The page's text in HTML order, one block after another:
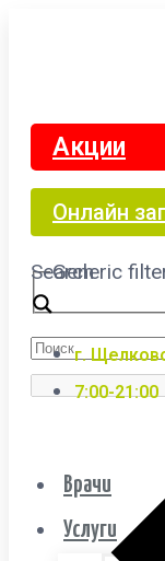
Акции
Онлайн
Search
Generic
г.
7:00-21:00
Врачи
Услуги